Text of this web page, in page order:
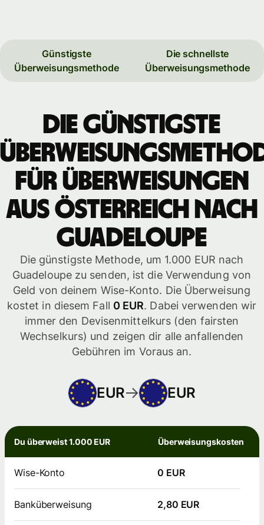
Günstigste
Überweisungsmethode
Die schnellste
Überweisungsmethode
Die günstigste
für Überweisungen
aus Österreich nach
Guadeloupe
Die günstigste Methode, um 1.000 EUR nach
Guadeloupe zu senden, ist die Verwendung von
Geld von deinem Wise-Konto. Die Überweisung
kostet in diesem Fall 0 EUR. Dabei verwenden wir
immer den Devisenmittelkurs (den fairsten
Wechselkurs) und zeigen dir alle anfallenden
Gebühren im Voraus an.
EUR EUR
Du überweist 1.000 EUR Überweisungskosten
Wise-Konto 0 EUR
Banküberweisung 2,80 EUR